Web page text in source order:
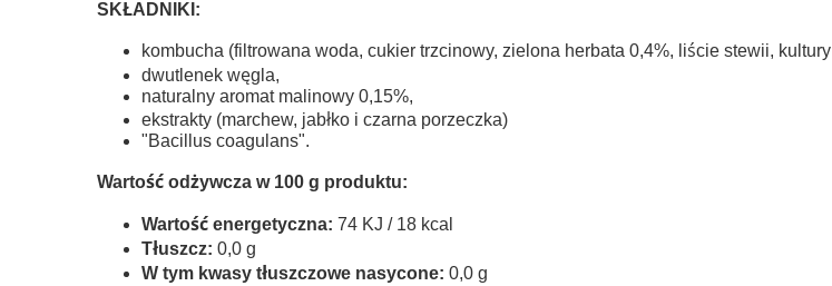
SKŁADNIKI :
kombucha (filtrowana woda, cukier trzcinowy, zielona herbata 0,4%, liście stewii,
dwutlenek węgla,
naturalny aromat malinowy 0,15%,
ekstrakty (marchew, jabłko i czarna porzeczka)
"Bacillus coagulans".
Wartość odżywcza w 100 g produktu:
Wartość energetyczna: 74 KJ / 18 kcal
Tłuszcz: 0,0 g
W tym kwasy tłuszczowe nasycone: 0,0 g